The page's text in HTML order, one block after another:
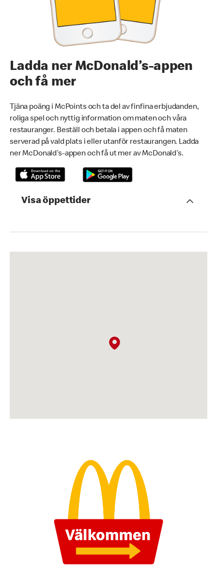
Ladda ner McDonald’s-appen
och få mer
Tjäna poäng i McPoints och ta del av finfina erbjudanden,
roliga spel och nyttig information om maten och våra
restauranger. Beställ och betala i appen och få maten
serverad på vald plats i eller utanför restaurangen. Ladda
ner McDonald’s-appen och få ut mer av McDonald’s.
Visa öppettider